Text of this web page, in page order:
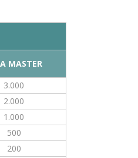
MASTER
3.000
2.000
1.000
500
200